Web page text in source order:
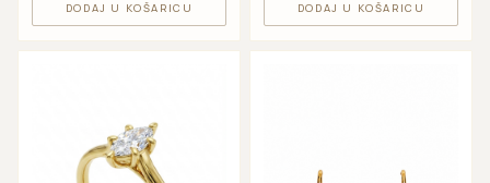
DODAJ U KOŠARICU DODAJ U KOŠARICU